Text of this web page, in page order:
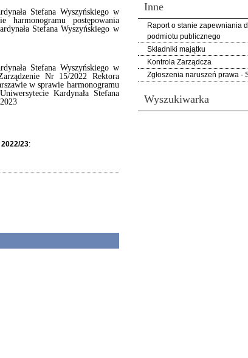
Stefana Wyszyńskiego w
postępowania
Stefana Wyszyńskiego w
Stefana Wyszyńskiego w
Nr 15/2022 Rektora
w sprawie harmonogramu
Kardynała Stefana
23:
Inne
Raport o stanie zapewniania
podmiotu publicznego
Składniki majątku
Kontrola Zarządcza
Zgłoszenia naruszeń prawa -
Wyszukiwarka